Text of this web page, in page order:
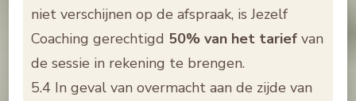
niet verschijnen op de afspraak, is Jezelf
Coaching gerechtigd 50% van het tarief van
de sessie in rekening te brengen.
5.4 In geval van overmacht aan de zijde van